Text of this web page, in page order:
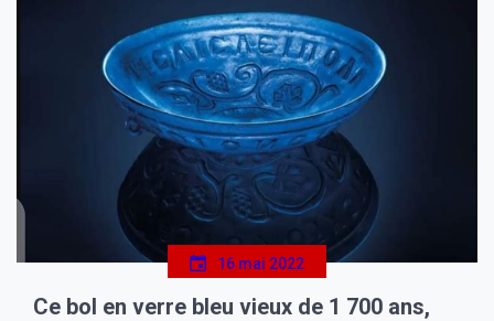
16 mai 2022
Ce bol en verre bleu vieux de 1 700 ans,